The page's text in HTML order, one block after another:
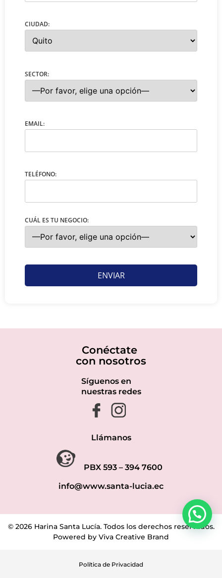
CIUDAD:
SECTOR:
EMAIL:
TELÉFONO:
CUÁL ES TU NEGOCIO:
Conéctate
con nosotros
Síguenos en
nuestras redes
Llámanos
PBX 593 – 394 7600
info@www.santa-lucia.ec
© 2026 Harina Santa Lucía. Todos los derechos reservados.
Powered by Viva Creative Brand
Política de Privacidad